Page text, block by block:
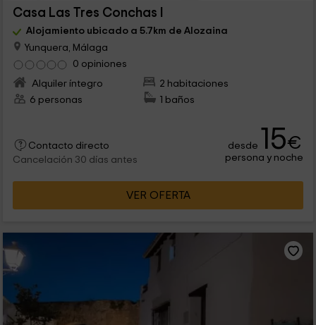
Casa Las Tres Conchas I
Alojamiento ubicado a 5.7km de Alozaina
Yunquera, Málaga
0 opiniones
Alquiler íntegro
2 habitaciones
6 personas
1 baños
Contacto directo
Cancelación 30 días antes
desde 15€
persona y noche
VER OFERTA